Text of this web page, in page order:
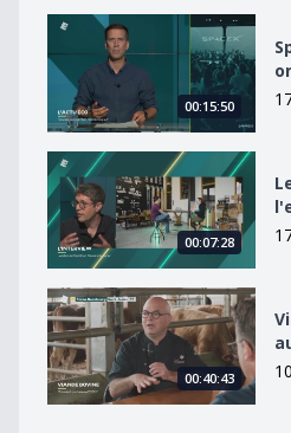
SpaceX : les marchés ont-ils
00:15:50
Leaders en transition,
00:07:28
Viande : les producteurs au
00:40:43